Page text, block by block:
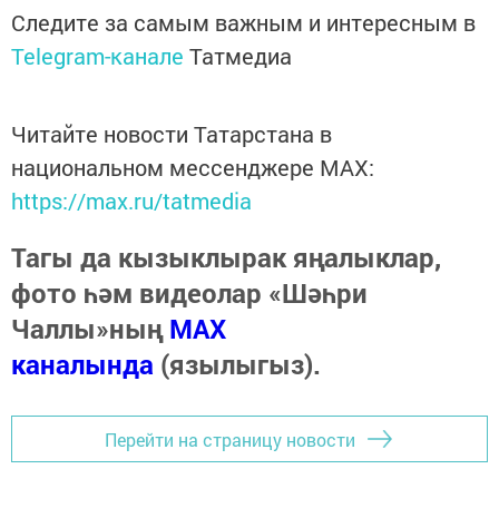
Следите за самым важным и интересным в
Telegram-канале Татмедиа
Читайте новости Татарстана в
национальном мессенджере MАХ:
https://max.ru/tatmedia
Тагы да кызыклырак яңалыклар,
фото һәм видеолар «Шәһри
Чаллы»ныңMAX
каналында (язылыгыз).
Перейти на страницу новости